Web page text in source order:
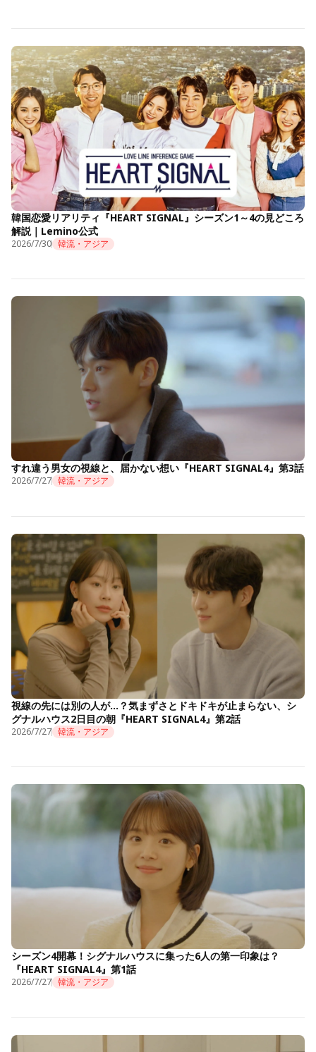
韓国恋愛リアリティ『HEART SIGNAL』シーズン1～4の見どころ
解説｜Lemino公式
2026/7/30 韓流・アジア
すれ違う男女の視線と、届かない想い『HEART SIGNAL4』第3話
2026/7/27 韓流・アジア
視線の先には別の人が…？気まずさとドキドキが止まらない、シ
グナルハウス2日目の朝『HEART SIGNAL4』第2話
2026/7/27 韓流・アジア
シーズン4開幕！シグナルハウスに集った6人の第一印象は？
『HEART SIGNAL4』第1話
2026/7/27 韓流・アジア